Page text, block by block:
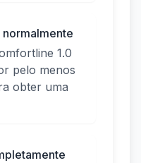
1.0
pelo menos
obter uma